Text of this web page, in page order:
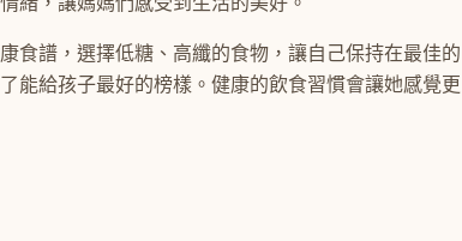
食譜，選擇低糖、高纖的食物，讓自己保持在最佳的
能給孩子最好的榜樣。健康的飲食習慣會讓她感覺更